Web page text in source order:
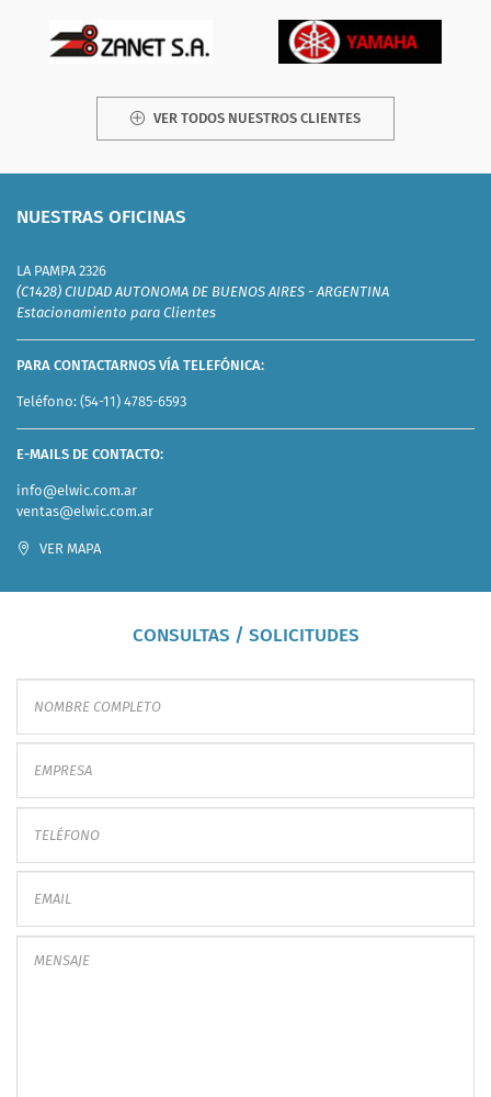
VER TODOS NUESTROS CLIENTES
NUESTRAS OFICINAS
LA PAMPA 2326
(C1428) CIUDAD AUTONOMA DE BUENOS AIRES - ARGENTINA
Estacionamiento para Clientes
PARA CONTACTARNOS VÍA TELEFÓNICA:
Teléfono:(54-11) 4785-6593
E-MAILS DE CONTACTO:
info@elwic.com.ar
ventas@elwic.com.ar
VER MAPA
CONSULTAS / SOLICITUDES